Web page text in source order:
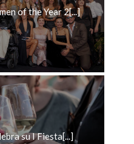
of the Year 2[...]
su I Fiesta[...]